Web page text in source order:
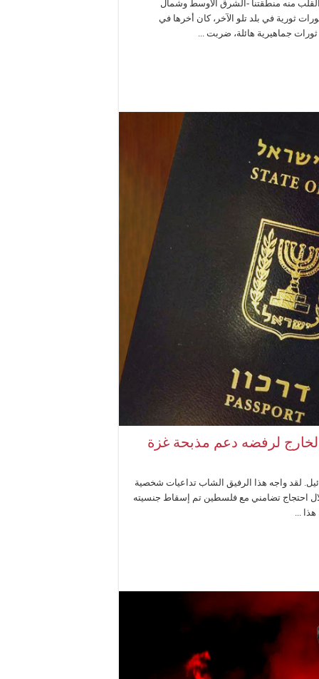
القلب منه منطقتنا -الشرق الأوسط وشمال
ثورية في بلد تلو الآخر، كان أخرها في
جماهيرية هائلة، ضربت ...
لرفضه دعم مذبحة غزة
لقد واجه هذا الرفيق الشاب تداعيات شخصية
احتجاج تضامني مع فلسطين تم إسقاط جنسيته
...